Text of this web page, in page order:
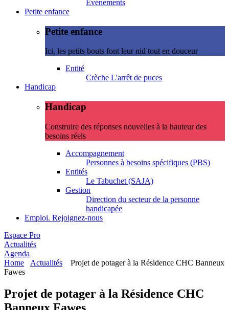
Evénements
Petite enfance
Petite enfance
Ici, les petits bouts font leur nid tout en douceur
Entité
Crèche L'arrêt de puces
Handicap
Handicap
Construire des réponses nouvelles à la hauteur des
besoins réels
Accompagnement
Personnes à besoins spécifiques (PBS)
Entités
Le Tabuchet (SAJA)
Gestion
Direction du secteur de la personne
handicapée
Emploi. Rejoignez-nous
Espace Pro
Actualités
Agenda
Home
Actualités
Projet de potager à la Résidence CHC Banneux
Fawes
Projet de potager à la Résidence CHC
Banneux Fawes